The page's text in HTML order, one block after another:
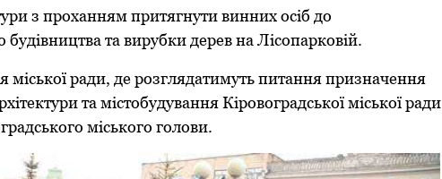
з проханням притягнути винних осіб до
будівництва та вирубки дерев на Лісопарковій.
міської ради, де розглядатимуть питання призначення
та містобудування Кіровоградської міської ради
міського голови.